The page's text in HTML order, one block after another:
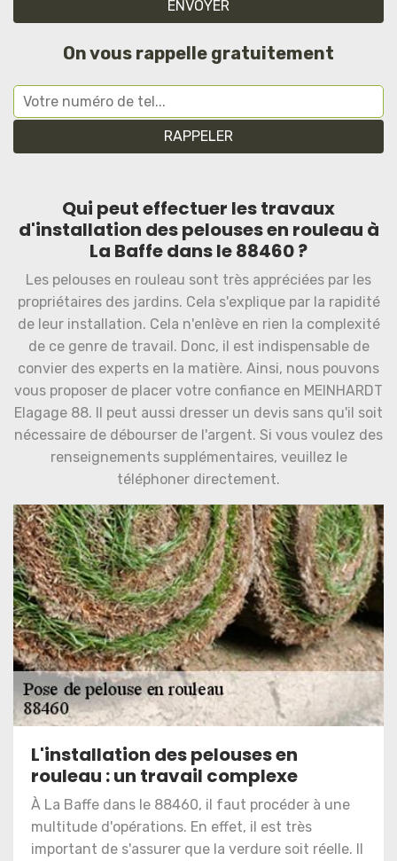
On vous rappelle gratuitement
Qui peut effectuer les travaux
d'installation des pelouses en rouleau à
La Baffe dans le 88460 ?
Les pelouses en rouleau sont très appréciées par les
propriétaires des jardins. Cela s'explique par la rapidité
de leur installation. Cela n'enlève en rien la complexité
de ce genre de travail. Donc, il est indispensable de
convier des experts en la matière. Ainsi, nous pouvons
vous proposer de placer votre confiance en MEINHARDT
Elagage 88. Il peut aussi dresser un devis sans qu'il soit
nécessaire de débourser de l'argent. Si vous voulez des
renseignements supplémentaires, veuillez le
téléphoner directement.
L'installation des pelouses en
rouleau : un travail complexe
À La Baffe dans le 88460, il faut procéder à une
multitude d'opérations. En effet, il est très
important de s'assurer que la verdure soit réelle. Il